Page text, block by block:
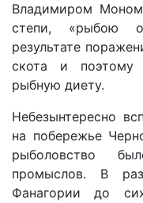
Владимиром
степи, «рыбою
результате
скота и поэтому
рыбную диету.
Небезынтересно
на побережье
рыболовство
промыслов. В
Фанагории до